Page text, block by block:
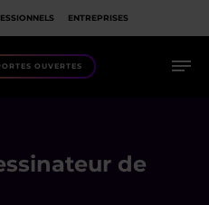
ENTREPRISES
OUVERTES
de